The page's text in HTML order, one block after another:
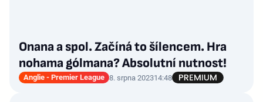
Onana a spol. Začíná to šílencem. Hra
nohama gólmana? Absolutní nutnost!
Anglie - Premier League 8. srpna 202314:48